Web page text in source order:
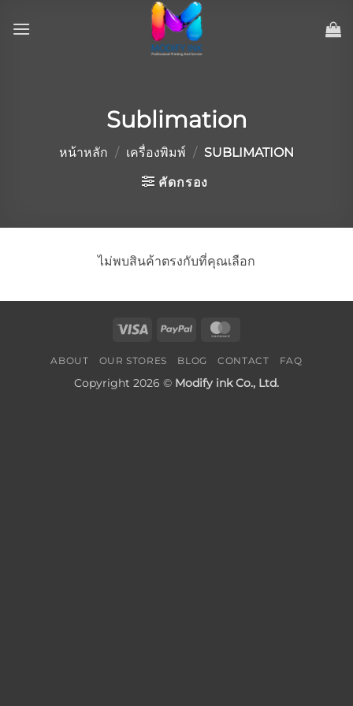
Sublimation
หน้าหลัก / เครื่องพิมพ์ / SUBLIMATION
คัดกรอง
ไม่พบสินค้าตรงกับที่คุณเลือก
Visa PayPal
ABOUT OUR STORES BLOG CONTACT FAQ
Copyright 2026 © Modify ink Co., Ltd.